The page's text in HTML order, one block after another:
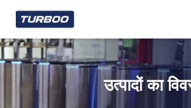
उत्पादों का